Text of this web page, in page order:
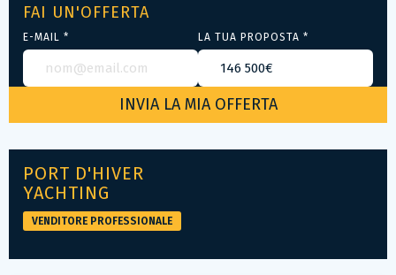
FAI UN'OFFERTA
E-MAIL * LA TUA PROPOSTA *
PORT D'HIVER
YACHTING
VENDITORE PROFESSIONALE